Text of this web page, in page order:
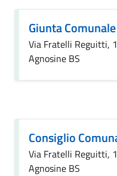
Giunta Comunale
Via Fratelli Reguitti,
Agnosine BS
Consiglio
Via Fratelli Reguitti,
Agnosine BS